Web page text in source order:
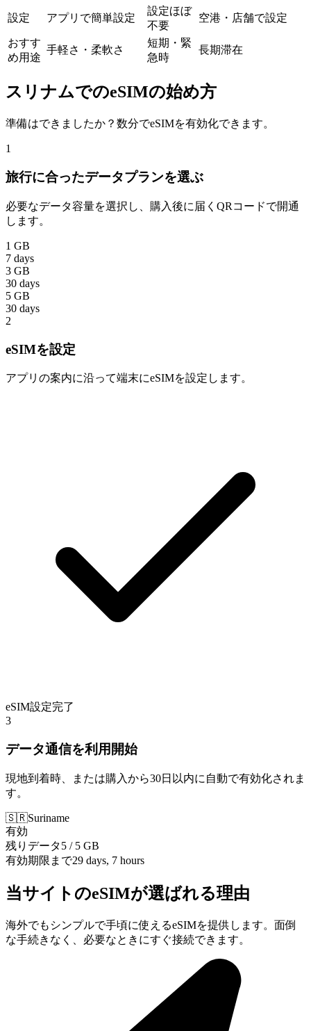
設定 アプリで簡単設定
設定ほぼ
不要
空港・店舗で設定
おすす
め用途
手軽さ・柔軟さ
短期・緊
急時
長期滞在
スリナムでのeSIMの始め方
準備はできましたか？数分でeSIMを有効化できます。
1
旅行に合ったデータプランを選ぶ
必要なデータ容量を選択し、購入後に届くQRコードで開通
します。
1 GB
7 days
3 GB
30 days
5 GB
30 days
2
eSIMを設定
アプリの案内に沿って端末にeSIMを設定します。
eSIM設定完了
3
データ通信を利用開始
現地到着時、または購入から30日以内に自動で有効化されま
す。
🇸🇷Suriname
有効
残りデータ5 / 5 GB
有効期限まで29 days, 7 hours
当サイトのeSIMが選ばれる理由
海外でもシンプルで手頃に使えるeSIMを提供します。面倒
な手続きなく、必要なときにすぐ接続できます。